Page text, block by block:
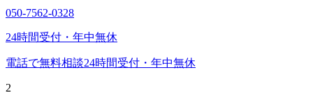
050-7562-0328
24時間受付・年中無休
電話で無料相談24時間受付・年中無休
2